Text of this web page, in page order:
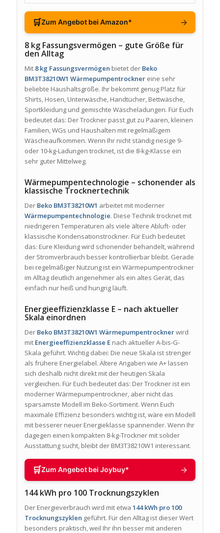
🛒Zum Angebot bei Amazon* →
8 kg Fassungsvermögen – gute Größe für
den Alltag
Mit 8 kg Fassungsvermögen bietet der Beko
BM3T38210W1 Wärmepumpentrocknereine sehr
beliebte Haushaltsgröße. Ihr bekommt genug Platz für
Shirts, Hosen, Unterwäsche, Handtücher, Bettwäsche,
Sportkleidung und gemischte Wäscheladungen. Für Euch
bedeutet das: Der Trockner passt gut zu Paaren, kleinen
Familien, WGs und Haushalten mit regelmäßigem
Wäscheaufkommen. Wenn Ihr nicht ständig riesige 9-
oder 10-kg-Ladungen trocknet, ist die 8-kg-Klasse ein
sehr guter Mittelweg.
Wärmepumpentechnologie – schonender als
klassische Trocknertechnik
Der Beko BM3T38210W1 arbeitet mit moderner
Wärmepumpentechnologie. Diese Technik trocknet mit
niedrigeren Temperaturen als viele ältere Abluft- oder
klassische Kondensationstrockner. Für Euch bedeutet
das: Eure Kleidung wird schonender behandelt, während
der Stromverbrauch besser kontrollierbar bleibt. Gerade
bei regelmäßiger Nutzung ist ein Wärmepumpentrockner
im Alltag deutlich angenehmer als ein altes Gerät, das
einfach nur heiß und hungrig läuft.
Energieeffizienzklasse E – nach aktueller
Skala einordnen
Der Beko BM3T38210W1 Wärmepumpentrocknerwird
mit Energieeffizienzklasse Enach aktueller A-bis-G-
Skala geführt. Wichtig dabei: Die neue Skala ist strenger
als frühere Energielabel. Ältere Angaben wie A+ lassen
sich deshalb nicht direkt mit der heutigen Skala
vergleichen. Für Euch bedeutet das: Der Trockner ist ein
moderner Wärmepumpentrockner, aber nicht das
sparsamste Modell im Beko-Sortiment. Wenn Euch
maximale Effizienz besonders wichtig ist, wäre ein Modell
mit besserer neuer Energieklasse spannender. Wenn Ihr
dagegen einen kompakten 8-kg-Trockner mit solider
Ausstattung sucht, bleibt der BM3T38210W1 interessant.
🛒Zum Angebot bei Joybuy* →
144 kWh pro 100 Trocknungszyklen
Der Energieverbrauch wird mit etwa 144 kWh pro 100
Trocknungszyklen geführt. Für den Alltag ist dieser Wert
besonders praktisch, weil Ihr ihn besser mit anderen